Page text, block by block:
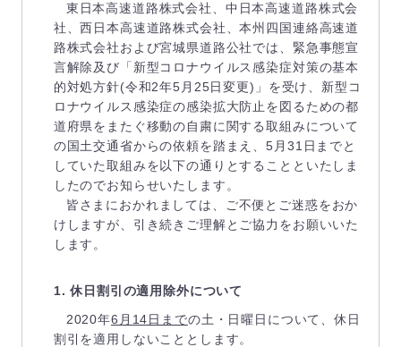
東日本高速道路株式会社、中日本高速道路株式会
社、西日本高速道路株式会社、本州四国連絡高速道
路株式会社および宮城県道路公社では、緊急事態宣
言解除及び「新型コロナウイルス感染症対策の基本
的対処方針(令和2年5月25日変更)」を受け、新型コ
ロナウイルス感染症の感染拡大防止を図るための都
道府県をまたぐ移動の自粛に関する取組みについて
の国土交通省からの依頼を踏まえ、5月31日までと
していた取組みを以下の通りとすることといたしま
したのでお知らせいたします。
皆さまにおかれましては、ご不便とご迷惑をおか
けしますが、引き続きご理解とご協力をお願いいた
します。
1. 休日割引の適用除外について
2020年6月14日までの土・日曜日について、休日
割引を適用しないこととします。